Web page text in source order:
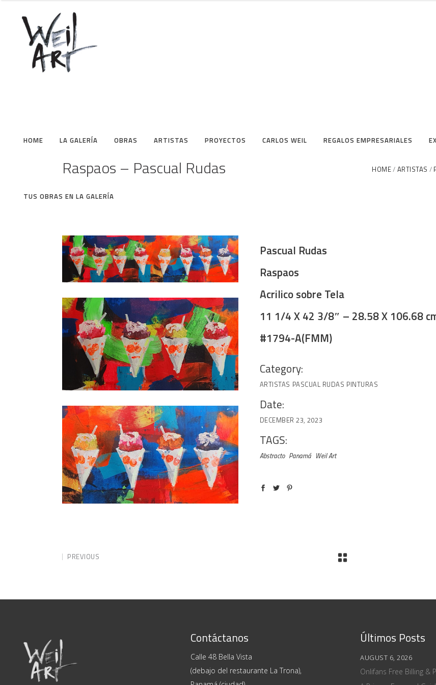
HOME LA GALERÍA OBRAS ARTISTAS PROYECTOS CARLOS WEIL REGALOS EMPRESARIALES
TUS OBRAS EN LA GALERÍA
Raspaos – Pascual Rudas HOME ARTISTAS
Pascual Rudas
Raspaos
Acrilico sobre Tela
11 1/4 X 42 3/8″ – 28.58 X 106.68
#1794-A(FMM)
Category:
ARTISTAS PASCUAL RUDAS PINTURAS
Date:
DECEMBER 23, 2023
TAGS:
Abstracto Panamá Weil Art
PREVIOUS
Contáctanos
Calle 48 Bella Vista
(debajo del restaurante La Trona),
Últimos Posts
AUGUST 6, 2026
Onlifans Free Billing &